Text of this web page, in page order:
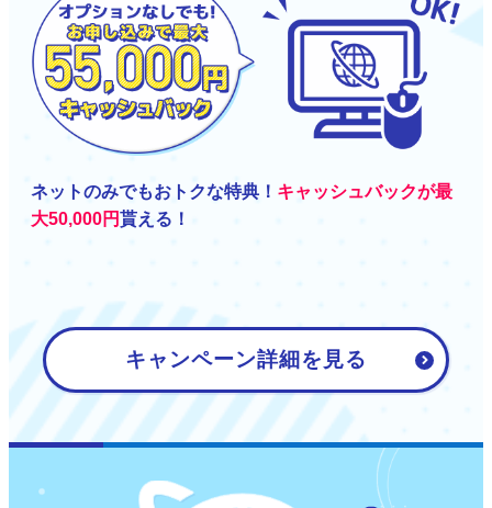
ネットのみでもおトクな特典！ キャッシュバックが最
大50,000円貰える！
キャンペーン詳細を見る